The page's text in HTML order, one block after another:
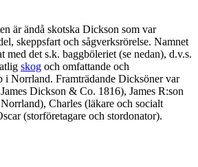
är ändå skotska Dickson som var
skeppsfart och sågverksrörelse. Namnet
med det s.k. baggböleriet (se nedan), d.v.s.
skog och omfattande och
i Norrland. Framträdande Dicksöner var
Dickson & Co. 1816), James R:son
Charles (läkare och socialt
(storföretagare och stordonator).